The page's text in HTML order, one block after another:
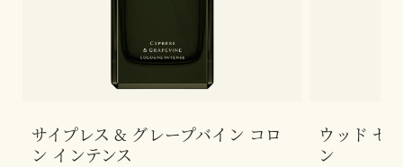
サイプレス & グレープバイン コロ
ン インテンス
ウッド セ
ン